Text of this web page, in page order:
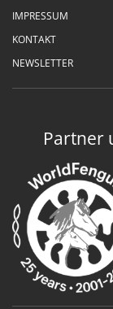
IMPRESSUM
KONTAKT
NEWSLETTER
Partner